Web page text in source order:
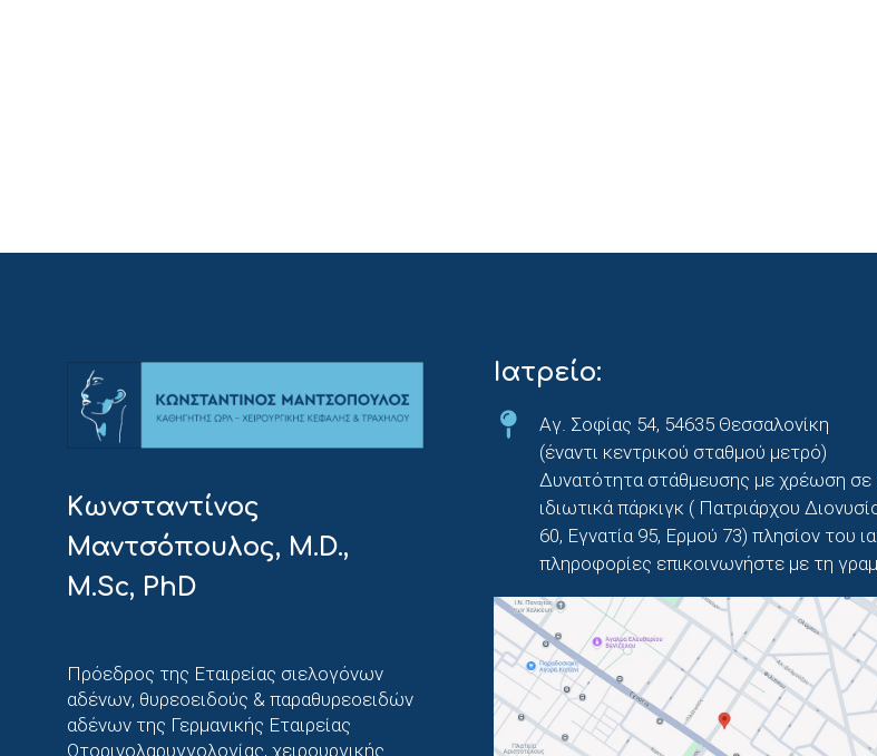
Κωνσταντίνος
Μαντσόπουλος, M.D.,
M.Sc, PhD
Ιατρείο:
Αγ. Σοφίας 54, 54635 Θεσσαλονίκη
(έναντι κεντρικού σταθμού μετρό)
Δυνατότητα στάθμευσης με χρέωση σε
ιδιωτικά πάρκιγκ ( Πατριάρχου
60, Εγνατία 95, Ερμού 73) πλησίον του
πληροφορίες επικοινωνήστε με τη